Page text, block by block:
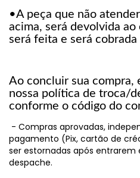
•A peça que não
acima, será devolvida
será feita e será
Ao concluir sua compra,
nossa política de troca/
conforme o código do
- Compras aprovadas,
pagamento (Pix, cartão de
ser estornadas após entrarem
despache.